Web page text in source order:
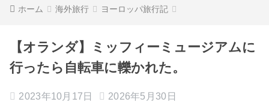
ホーム 海外旅行 ヨーロッパ旅行記
【オランダ】ミッフィーミュージアムに
行ったら自転車に轢かれた。
2023年10月17日 2026年5月30日